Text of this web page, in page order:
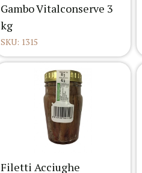
Gambo Vitalconserve 3
kg
SKU: 1315
Filetti Acciughe